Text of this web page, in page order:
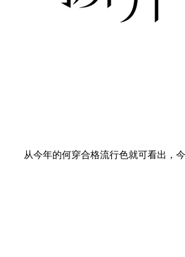
从今年的何穿合格流行色就可看出，今